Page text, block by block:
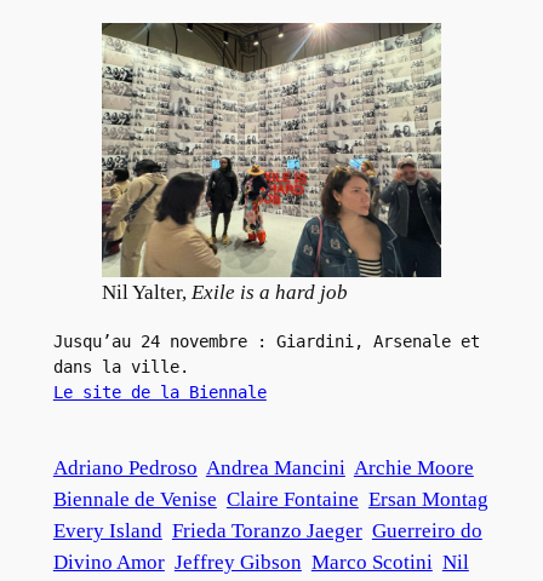
Nil Yalter, Exile is a hard job
Jusqu’au 24 novembre : Giardini, Arsenale et
dans la ville.
Le site de la Biennale
Adriano Pedroso Andrea Mancini Archie Moore
Biennale de Venise Claire Fontaine Ersan Montag
Every Island Frieda Toranzo Jaeger Guerreiro do
Divino Amor Jeffrey Gibson Marco Scotini Nil